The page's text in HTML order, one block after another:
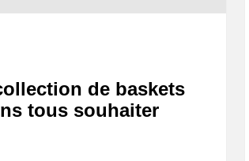
de baskets
tous souhaiter